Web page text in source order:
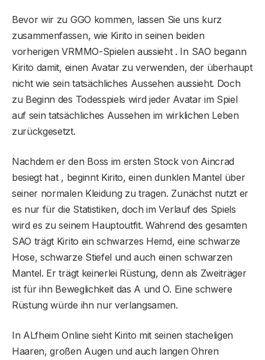
Bevor wir zu GGO kommen, lassen Sie uns kurz
zusammenfassen, wie Kirito in seinen beiden
vorherigen VRMMO-Spielen aussieht . In SAO begann
Kirito damit, einen Avatar zu verwenden, der überhaupt
nicht wie sein tatsächliches Aussehen aussieht. Doch
zu Beginn des Todesspiels wird jeder Avatar im Spiel
auf sein tatsächliches Aussehen im wirklichen Leben
zurückgesetzt.
Nachdem er den Boss im ersten Stock von Aincrad
besiegt hat , beginnt Kirito, einen dunklen Mantel über
seiner normalen Kleidung zu tragen. Zunächst nutzt er
es nur für die Statistiken, doch im Verlauf des Spiels
wird es zu seinem Hauptoutfit. Während des gesamten
SAO trägt Kirito ein schwarzes Hemd, eine schwarze
Hose, schwarze Stiefel und auch einen schwarzen
Mantel. Er trägt keinerlei Rüstung, denn als Zweiträger
ist für ihn Beweglichkeit das A und O. Eine schwere
Rüstung würde ihn nur verlangsamen.
In ALfheim Online sieht Kirito mit seinen stacheligen
Haaren, großen Augen und auch langen Ohren